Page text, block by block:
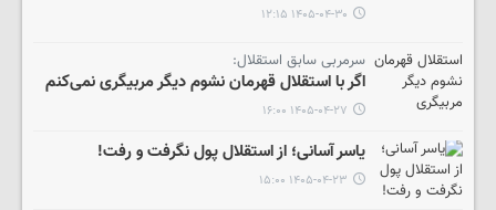
۱۴۰۵-۰۴-۳۰ ۱۲:۱۵
سرمربی سابق استقلال:
اگر با استقلال قهرمان نشوم دیگر مربیگری نمی‌کنم
۱۴۰۵-۰۴-۲۷ ۱۶:۰۰
یاسر آسانی؛ از استقلال پول نگرفت و رفت!
۱۴۰۵-۰۴-۲۳ ۱۵:۰۰